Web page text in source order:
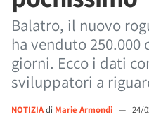
Balatro, il nuovo
ha venduto
giorni. Ecco i dati
sviluppatori a
NOTIZIAdi Marie Armondi — 24/